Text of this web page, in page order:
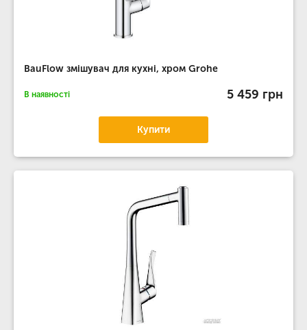
BauFlow змішувач для кухні, хром Grohe
В наявності 5 459 грн
Купити